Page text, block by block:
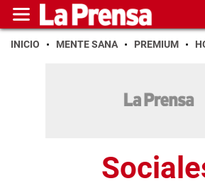
INICIO MENTE SANA PREMIUM